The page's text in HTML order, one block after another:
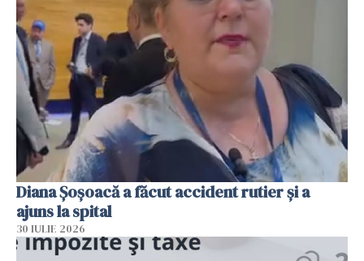
Diana Șoșoacă a făcut accident rutier și a
ajuns la spital
30 IULIE 2026